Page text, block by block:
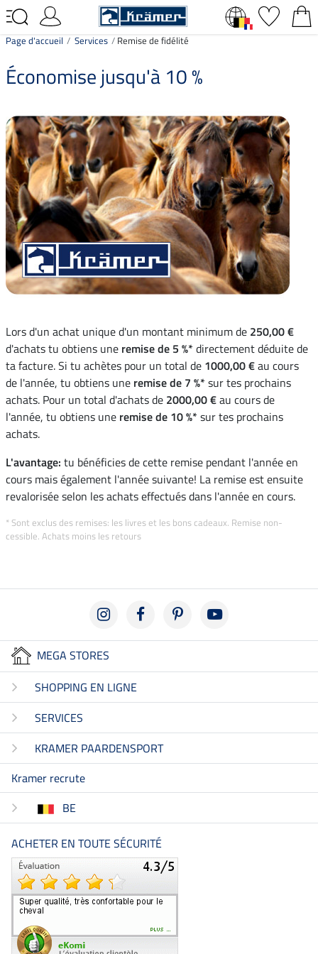
Page d'accueil Services Remise de fidélité
Économise jusqu'à 10 %
Lors d'un achat unique d'un montant minimum de 250,00 €
d'achats tu obtiens une remise de 5 %* directement déduite de
ta facture. Si tu achètes pour un total de 1000,00 €au cours
de l'année, tu obtiens une remise de 7 %* sur tes prochains
achats. Pour un total d'achats de 2000,00 €au cours de
l'année, tu obtiens une remise de 10 %* sur tes prochains
achats.
L'avantage: tu bénéficies de cette remise pendant l'année en
cours mais également l'année suivante! La remise est ensuite
revalorisée selon les achats effectués dans l'année en cours.
* Sont exclus des remises: les livres et les bons cadeaux. Remise non-
cessible. Achats moins les retours
MEGA STORES
SHOPPING EN LIGNE
SERVICES
KRAMER PAARDENSPORT
Kramer recrute
BE
ACHETER EN TOUTE SÉCURITÉ